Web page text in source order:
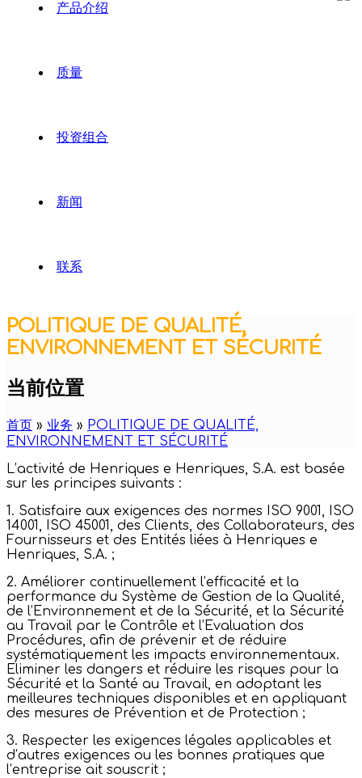
产品介绍
质量
投资组合
新闻
联系
POLITIQUE DE QUALITÉ,
ENVIRONNEMENT ET SÉCURITÉ
当前位置
首页 » 业务 » POLITIQUE DE QUALITÉ,
ENVIRONNEMENT ET SÉCURITÉ
L’activité de Henriques e Henriques, S.A. est basée
sur les principes suivants :
1. Satisfaire aux exigences des normes ISO 9001, ISO
14001, ISO 45001, des Clients, des Collaborateurs, des
Fournisseurs et des Entités liées à Henriques e
Henriques, S.A. ;
2. Améliorer continuellement l’efficacité et la
performance du Système de Gestion de la Qualité,
de l’Environnement et de la Sécurité, et la Sécurité
au Travail par le Contrôle et l’Evaluation dos
Procédures, afin de prévenir et de réduire
systématiquement les impacts environnementaux.
Eliminer les dangers et réduire les risques pour la
Sécurité et la Santé au Travail, en adoptant les
meilleures techniques disponibles et en appliquant
des mesures de Prévention et de Protection ;
3. Respecter les exigences légales applicables et
d’autres exigences ou les bonnes pratiques que
l’entreprise ait souscrit ;